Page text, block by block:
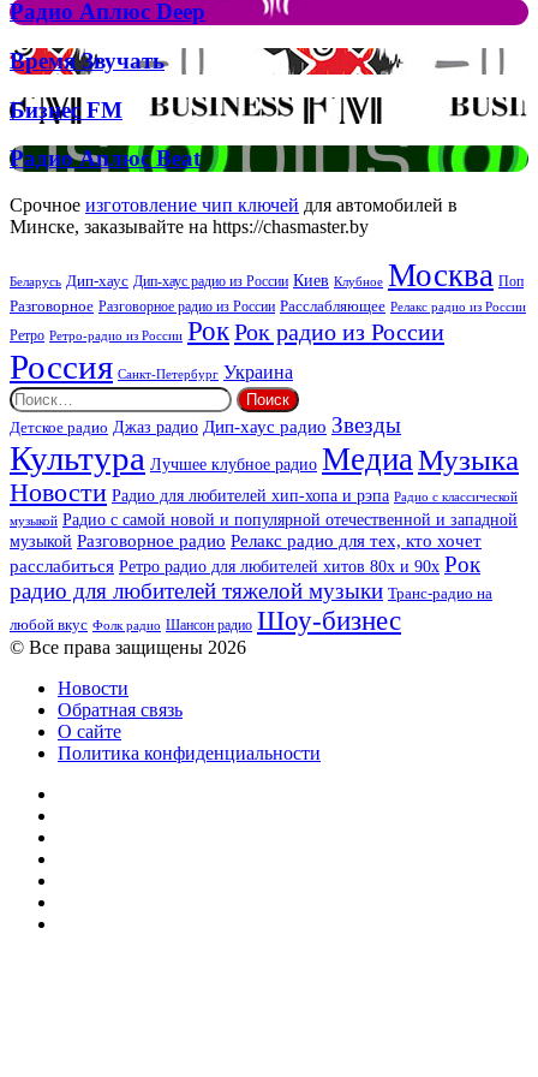
Джона
та
Брітні
Спірс
Радио
Аплюс
Deep
Радио Аплюс Deep
Время
Звучать
Время Звучать
Бизнес
Бизнес FM
Радио
Аплюс
Beat
Радио Аплюс Beat
Срочное изготовление чип ключей для автомобилей в
Минске, заказывайте на https://chasmaster.by
Беларусь Дип-хаус Дип-хаус радио из России Киев Клубное Москва Поп
Разговорное Разговорное радио из России Расслабляющее Релакс радио из России
Ретро Ретро-радио из России РокРок радио из России
Россия Санкт-Петербург Украина
Найти:
Детское радио Джаз радио Дип-хаус радио Звезды
Культура Лучшее клубное радио МедиаМузыка
Новости Радио для любителей хип-хопа и рэпа Радио с классической
музыкой Радио с самой новой и популярной отечественной и западной
музыкой Разговорное радио Релакс радио для тех, кто хочет
расслабиться Ретро радио для любителей хитов 80х и 90х Рок
радио для любителей тяжелой музыки Транс-радио на
любой вкус Фолк радио Шансон радио Шоу-бизнес
© Все права защищены 2026
Новости
Обратная связь
О сайте
Политика конфиденциальности